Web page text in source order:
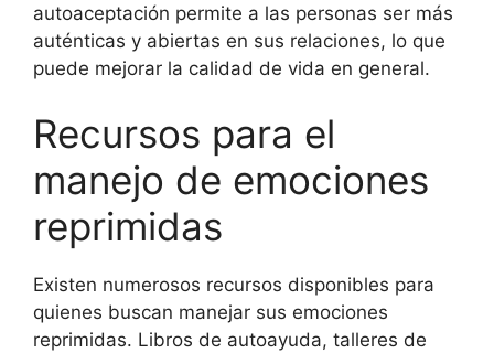
autoaceptación permite a las personas ser más
auténticas y abiertas en sus relaciones, lo que
puede mejorar la calidad de vida en general.
Recursos para el
manejo de emociones
reprimidas
Existen numerosos recursos disponibles para
quienes buscan manejar sus emociones
reprimidas. Libros de autoayuda, talleres de